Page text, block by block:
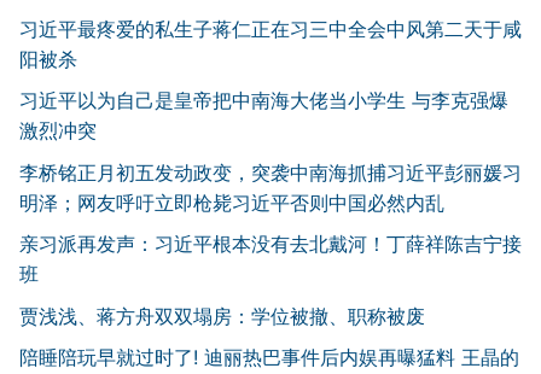
习近平最疼爱的私生子蒋仁正在习三中全会中风第二天于咸
阳被杀
习近平以为自己是皇帝把中南海大佬当小学生 与李克强爆
激烈冲突
李桥铭正月初五发动政变，突袭中南海抓捕习近平彭丽媛习
明泽；网友呼吁立即枪毙习近平否则中国必然内乱
亲习派再发声：习近平根本没有去北戴河！丁薛祥陈吉宁接
班
贾浅浅、蒋方舟双双塌房：学位被撤、职称被废
陪睡陪玩早就过时了! 迪丽热巴事件后内娱再曝猛料 王晶的